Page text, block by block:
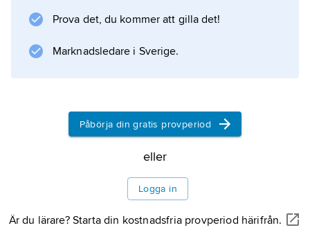
utefter Edsvikens, Stocksundets och
Näsbyvikens raka och branta stränder. En del
av de naturliga landskapsformerna har
Information om artikeln
Prova det, du kommer att gilla det!
Marknadsledare i Sverige.
Påbörja din gratis provperiod
eller
Logga in
Är du lärare? Starta din kostnadsfria provperiod härifrån.